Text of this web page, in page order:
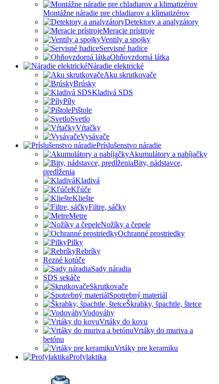
Montážne náradie pre chladiarov a klimatizérov
Detektory a analyzátory
Meracie prístroje
Ventily a spojky
Servisné hadice
Ohňovzdorná látka
Náradie elektrické
Aku skrutkovače
Brúsky
Kladivá SDS
Píly
Pištole
Svetlo
Vŕtačky
Vysávače
Príslušenstvo náradie
Akumulátory a nabíjačky
Bity, nádstavce,
predĺženia
Kladivá
Kľúče
Kliešte
Filtre, sáčky
Metre
Nožíky a čepele
Ochranné prostriedky
Pilky
Rebríky
Rezné kotúče
Sady náradia
SDS sekáče
Skrutkovače
Spotrebný materiál
Škrabky, špachtle, štetce
Vodováhy
Vrtáky do kovu
Vrtáky do muriva a
betónu
Vrtáky pre keramiku
Profylaktika